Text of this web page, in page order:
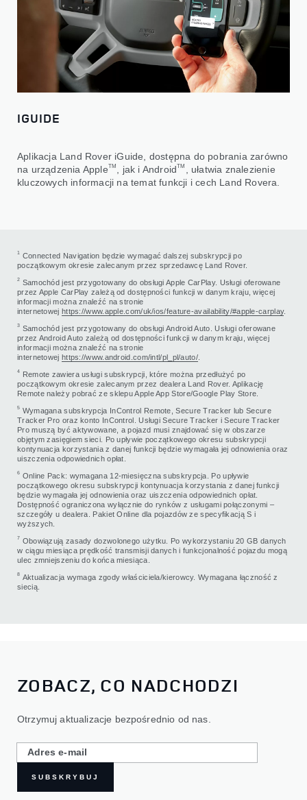
IGUIDE
Aplikacja Land Rover iGuide, dostępna do pobrania zarówno
na urządzenia AppleTM , jak i AndroidTM
, ułatwia znalezienie
kluczowych informacji na temat funkcji i cech Land Rovera.
1
Connected Navigation będzie wymagać dalszej subskrypcji po
początkowym okresie zalecanym przez sprzedawcę Land Rover.
2 Samochód jest przygotowany do obsługi Apple CarPlay. Usługi oferowane
przez Apple CarPlay zależą od dostępności funkcji w danym kraju, więcej
informacji można znaleźć na stronie
internetowej https://www.apple.com/uk/ios/feature-availability/#apple-carplay.
3 Samochód jest przygotowany do obsługi Android Auto. Usługi oferowane
przez Android Auto zależą od dostępności funkcji w danym kraju, więcej
informacji można znaleźć na stronie
internetowej https://www.android.com/intl/pl_pl/auto/.
4
Remote zawiera usługi subskrypcji, które można przedłużyć po
początkowym okresie zalecanym przez dealera Land Rover. Aplikację
Remote należy pobrać ze sklepu Apple App Store/Google Play Store.
5 Wymagana subskrypcja InControl Remote, Secure Tracker lub Secure
Tracker Pro oraz konto InControl. Usługi Secure Tracker i Secure Tracker
Pro muszą być aktywowane, a pojazd musi znajdować się w obszarze
objętym zasięgiem sieci. Po upływie początkowego okresu subskrypcji
kontynuacja korzystania z danej funkcji będzie wymagała jej odnowienia oraz
uiszczenia odpowiednich opłat.
6 Online Pack: wymagana 12-miesięczna subskrypcja. Po upływie
początkowego okresu subskrypcji kontynuacja korzystania z danej funkcji
będzie wymagała jej odnowienia oraz uiszczenia odpowiednich opłat.
Dostępność ograniczona wyłącznie do rynków z usługami połączonymi –
szczegóły u dealera. Pakiet Online dla pojazdów ze specyfikacją S i
wyższych.
7 Obowiązują zasady dozwolonego użytku. Po wykorzystaniu 20 GB danych
w ciągu miesiąca prędkość transmisji danych i funkcjonalność pojazdu mogą
ulec zmniejszeniu do końca miesiąca.
8 Aktualizacja wymaga zgody właściciela/kierowcy. Wymagana łączność z
siecią.
ZOBACZ, CO NADCHODZI
Otrzymuj aktualizacje bezpośrednio od nas.
SUBSKRYBUJ